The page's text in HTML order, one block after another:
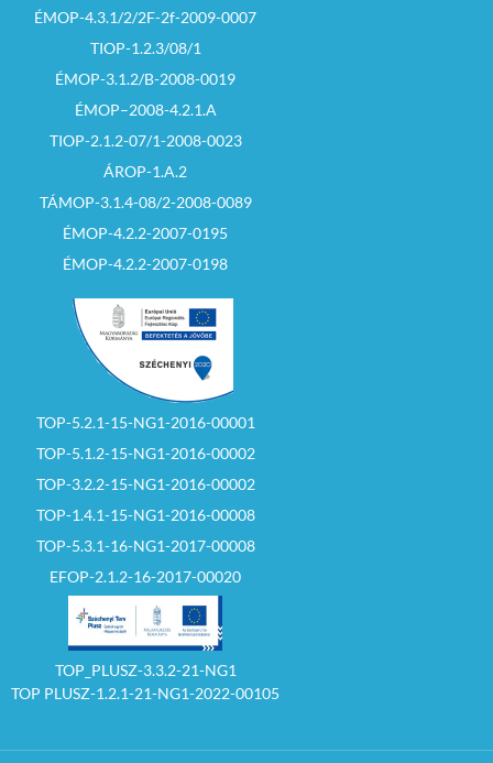
ÉMOP-4.3.1/2/2F-2f-2009-0007
TIOP-1.2.3/08/1
ÉMOP-3.1.2/B-2008-0019
ÉMOP–2008-4.2.1.A
TIOP-2.1.2-07/1-2008-0023
ÁROP-1.A.2
TÁMOP-3.1.4-08/2-2008-0089
ÉMOP-4.2.2-2007-0195
ÉMOP-4.2.2-2007-0198
TOP-5.2.1-15-NG1-2016-00001
TOP-5.1.2-15-NG1-2016-00002
TOP-3.2.2-15-NG1-2016-00002
TOP-1.4.1-15-NG1-2016-00008
TOP-5.3.1-16-NG1-2017-00008
EFOP-2.1.2-16-2017-00020
TOP_PLUSZ-3.3.2-21-NG1
TOP PLUSZ-1.2.1-21-NG1-2022-00105